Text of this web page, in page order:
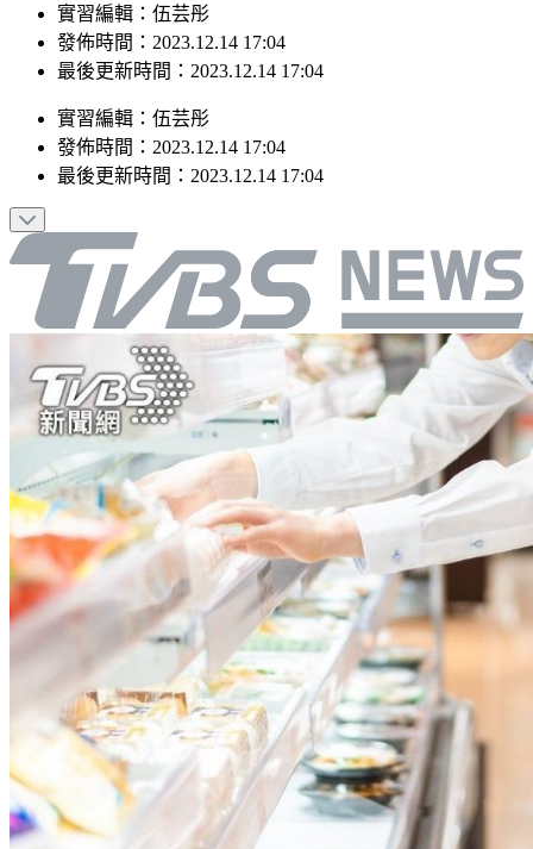
實習編輯：伍芸彤
發佈時間：2023.12.14 17:04
最後更新時間：2023.12.14 17:04
實習編輯 ： 伍芸彤
發佈時間： 2023.12.14 17:04
最後更新時間： 2023.12.14 17:04